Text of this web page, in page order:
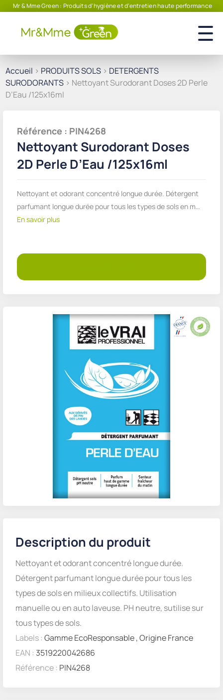
Mr & Mme Green : Produits d'hygiène et d'entretien haute performance
Accueil > PRODUITS SOLS > DETERGENTS
SURODORANTS > Nettoyant Surodorant Doses 2D Perle
D’Eau /125x16ml
Description du produit
Nettoyant et odorant concentré longue durée.
Détergent parfumant longue durée pour tous les
types de sols en milieux collectifs. Utilisation
manuelle ou en auto laveuse. PH neutre, sutilise sur
tous types de sols.
Labels : Gamme EcoResponsable,Origine France
EAN : 3519220042686
Référence : PIN4268
Référence : PIN4268
Nettoyant Surodorant Doses
2D Perle D’Eau /125x16ml
Nettoyant et odorant concentré longue durée. Détergent
parfumant longue durée pour tous les types de sols en m…
En savoir plus